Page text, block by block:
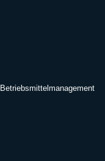
Betriebsmittelmanagement